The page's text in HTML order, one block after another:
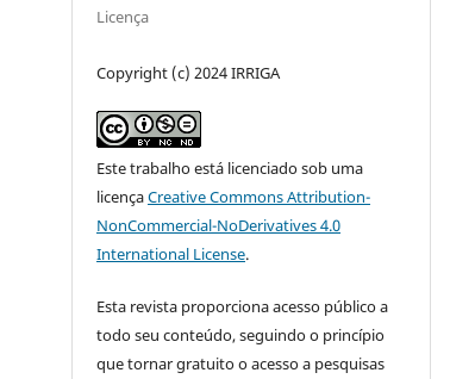
Licença
Copyright (c) 2024 IRRIGA
Este trabalho está licenciado sob uma
licençaCreative Commons Attribution-
NonCommercial-NoDerivatives 4.0
International License.
Esta revista proporciona acesso público a
todo seu conteúdo, seguindo o princípio
que tornar gratuito o acesso a pesquisas